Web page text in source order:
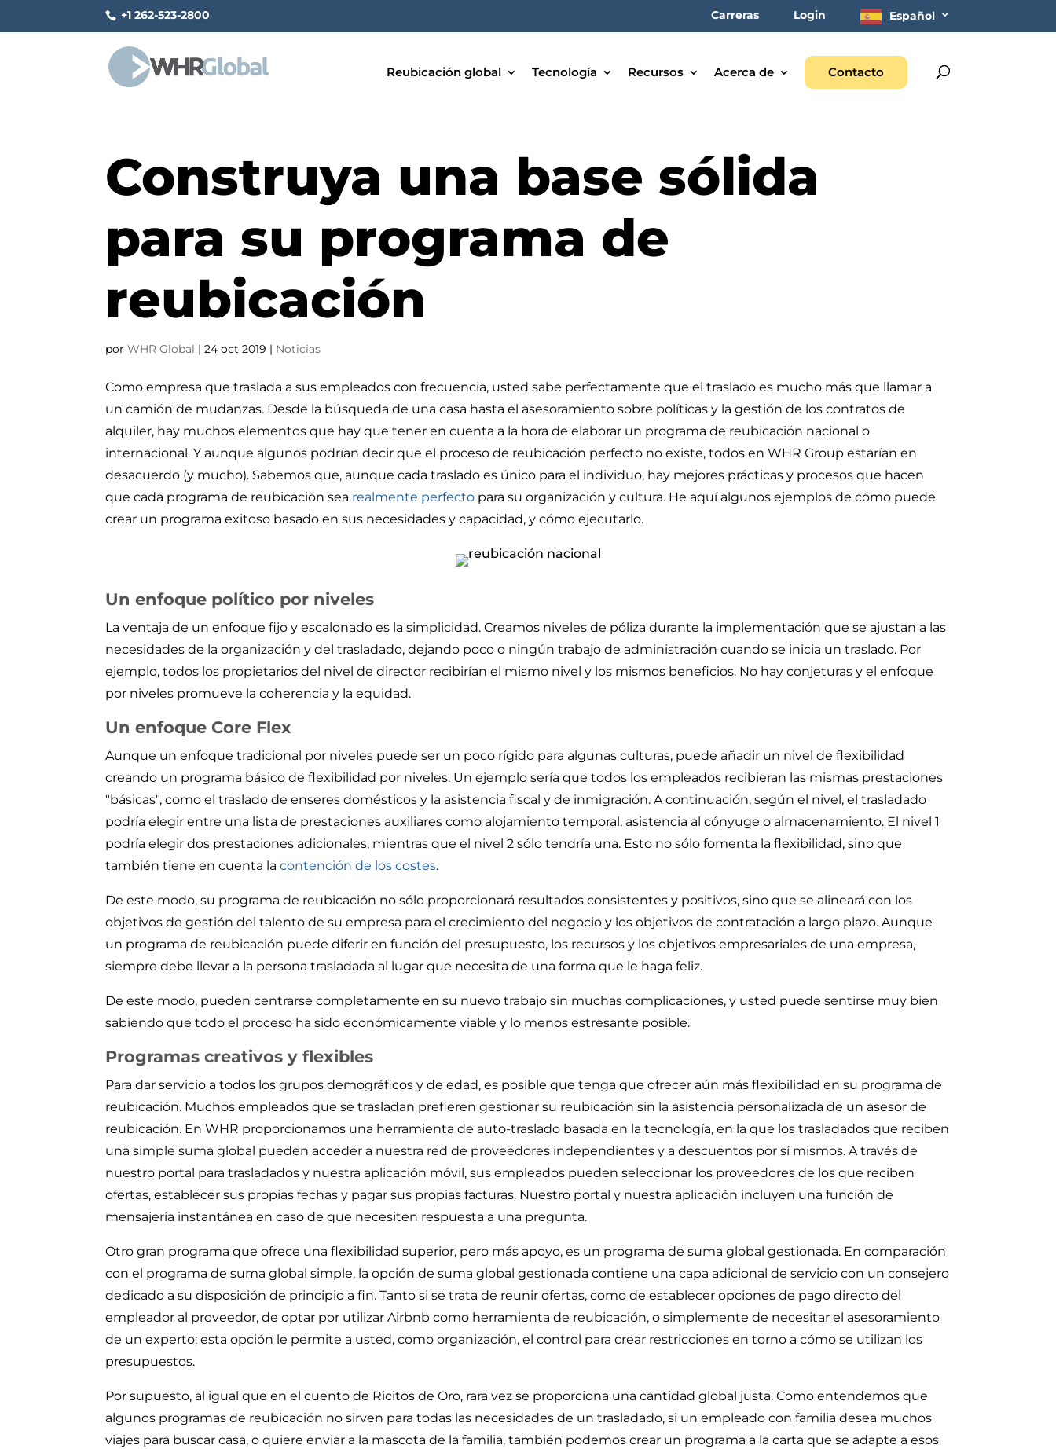
+1 262-523-2800 Carreras Login Español
Reubicación global Tecnología Recursos Acerca de Contacto
Construya una base sólida
para su programa de
reubicación
porWHR Global |24 oct 2019 | Noticias
Como empresa que traslada a sus empleados con frecuencia, usted sabe perfectamente que el traslado es mucho más que llamar a
un camión de mudanzas. Desde la búsqueda de una casa hasta el asesoramiento sobre políticas y la gestión de los contratos de
alquiler, hay muchos elementos que hay que tener en cuenta a la hora de elaborar un programa de reubicación nacional o
internacional. Y aunque algunos podrían decir que el proceso de reubicación perfecto no existe, todos en WHR Group estarían en
desacuerdo (y mucho). Sabemos que, aunque cada traslado es único para el individuo, hay mejores prácticas y procesos que hacen
que cada programa de reubicación sea realmente perfecto para su organización y cultura. He aquí algunos ejemplos de cómo puede
crear un programa exitoso basado en sus necesidades y capacidad, y cómo ejecutarlo.
Un enfoque político por niveles
La ventaja de un enfoque fijo y escalonado es la simplicidad. Creamos niveles de póliza durante la implementación que se ajustan a las
necesidades de la organización y del trasladado, dejando poco o ningún trabajo de administración cuando se inicia un traslado. Por
ejemplo, todos los propietarios del nivel de director recibirían el mismo nivel y los mismos beneficios. No hay conjeturas y el enfoque
por niveles promueve la coherencia y la equidad.
Un enfoque Core Flex
Aunque un enfoque tradicional por niveles puede ser un poco rígido para algunas culturas, puede añadir un nivel de flexibilidad
creando un programa básico de flexibilidad por niveles. Un ejemplo sería que todos los empleados recibieran las mismas prestaciones
"básicas", como el traslado de enseres domésticos y la asistencia fiscal y de inmigración. A continuación, según el nivel, el trasladado
podría elegir entre una lista de prestaciones auxiliares como alojamiento temporal, asistencia al cónyuge o almacenamiento. El nivel 1
podría elegir dos prestaciones adicionales, mientras que el nivel 2 sólo tendría una. Esto no sólo fomenta la flexibilidad, sino que
también tiene en cuenta lacontención de los costes.
De este modo, su programa de reubicación no sólo proporcionará resultados consistentes y positivos, sino que se alineará con los
objetivos de gestión del talento de su empresa para el crecimiento del negocio y los objetivos de contratación a largo plazo. Aunque
un programa de reubicación puede diferir en función del presupuesto, los recursos y los objetivos empresariales de una empresa,
siempre debe llevar a la persona trasladada al lugar que necesita de una forma que le haga feliz.
De este modo, pueden centrarse completamente en su nuevo trabajo sin muchas complicaciones, y usted puede sentirse muy bien
sabiendo que todo el proceso ha sido económicamente viable y lo menos estresante posible.
Programas creativos y flexibles
Para dar servicio a todos los grupos demográficos y de edad, es posible que tenga que ofrecer aún más flexibilidad en su programa de
reubicación. Muchos empleados que se trasladan prefieren gestionar su reubicación sin la asistencia personalizada de un asesor de
reubicación. En WHR proporcionamos una herramienta de auto-traslado basada en la tecnología, en la que los trasladados que reciben
una simple suma global pueden acceder a nuestra red de proveedores independientes y a descuentos por sí mismos. A través de
nuestro portal para trasladados y nuestra aplicación móvil, sus empleados pueden seleccionar los proveedores de los que reciben
ofertas, establecer sus propias fechas y pagar sus propias facturas. Nuestro portal y nuestra aplicación incluyen una función de
mensajería instantánea en caso de que necesiten respuesta a una pregunta.
Otro gran programa que ofrece una flexibilidad superior, pero más apoyo, es un programa de suma global gestionada. En comparación
con el programa de suma global simple, la opción de suma global gestionada contiene una capa adicional de servicio con un consejero
dedicado a su disposición de principio a fin. Tanto si se trata de reunir ofertas, como de establecer opciones de pago directo del
empleador al proveedor, de optar por utilizar Airbnb como herramienta de reubicación, o simplemente de necesitar el asesoramiento
de un experto; esta opción le permite a usted, como organización, el control para crear restricciones en torno a cómo se utilizan los
presupuestos.
Por supuesto, al igual que en el cuento de Ricitos de Oro, rara vez se proporciona una cantidad global justa. Como entendemos que
algunos programas de reubicación no sirven para todas las necesidades de un trasladado, si un empleado con familia desea muchos
viajes para buscar casa, o quiere enviar a la mascota de la familia, también podemos crear un programa a la carta que se adapte a esos